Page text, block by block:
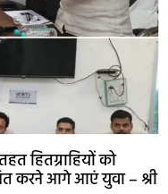
हितग्राहियों को
करने आगे आएं युवा – श्री